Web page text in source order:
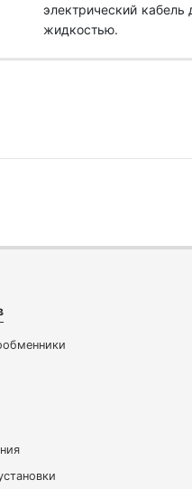
электрический
жидкостью.